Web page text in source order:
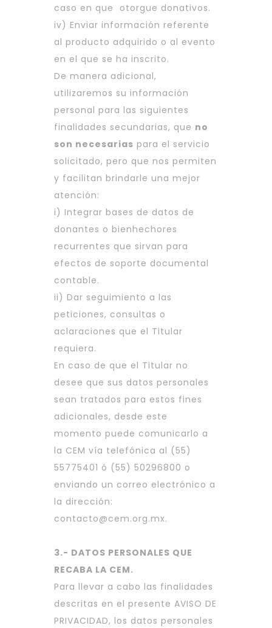
caso en que otorgue donativos.
iv) Enviar información referente
al producto adquirido o al evento
en el que se ha inscrito.
De manera adicional,
utilizaremos su información
personal para las siguientes
finalidades secundarias, que no
son necesarias para el servicio
solicitado, pero que nos permiten
y facilitan brindarle una mejor
atención:
i) Integrar bases de datos de
donantes o bienhechores
recurrentes que sirvan para
efectos de soporte documental
contable.
ii) Dar seguimiento a las
peticiones, consultas o
aclaraciones que el Titular
requiera.
En caso de que el Titular no
desee que sus datos personales
sean tratados para estos fines
adicionales, desde este
momento puede comunicarlo a
la CEM vía telefónica al (55)
55775401 ó (55) 50296800 o
enviando un correo electrónico a
la dirección:
contacto@cem.org.mx.
3.- DATOS PERSONALES QUE
RECABA LA CEM.
Para llevar a cabo las finalidades
descritas en el presente AVISO DE
PRIVACIDAD, los datos personales